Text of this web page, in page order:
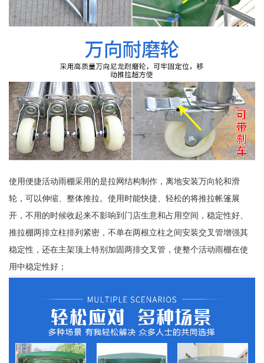
使用便捷活动雨棚采用的是拉网结构制作，离地安装万向轮和滑
轮，可以伸缩、整体推拉。使用时能快捷、轻松的将推拉帐篷展
开，不用的时候收起来不影响到门店生意和占用空间，稳定性好、
推拉棚两排立柱排列紧密，不单在两根立柱之间安装交叉管增强其
稳定性，还在主架顶上特别加固两排交叉管，使整个活动雨棚在使
用中稳定性好；